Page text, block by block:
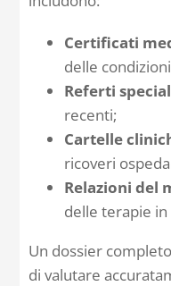
Certificati
delle
Referti
recenti;
Cartelle
ricoveri
Relazioni del
delle terapie in
Un dossier
di valutare